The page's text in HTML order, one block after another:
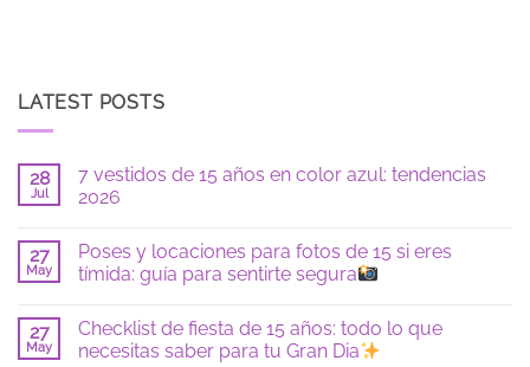
LATEST POSTS
28
Jul
7 vestidos de 15 años en color azul: tendencias
2026
comentarios
en
7
15
años
en
27
May
Poses y locaciones para fotos de 15 si eres
tímida: guía para sentirte segura
comentarios
en
Poses
27
May
Checklist de fiesta de 15 años: todo lo que
necesitas saber para tu Gran Dia